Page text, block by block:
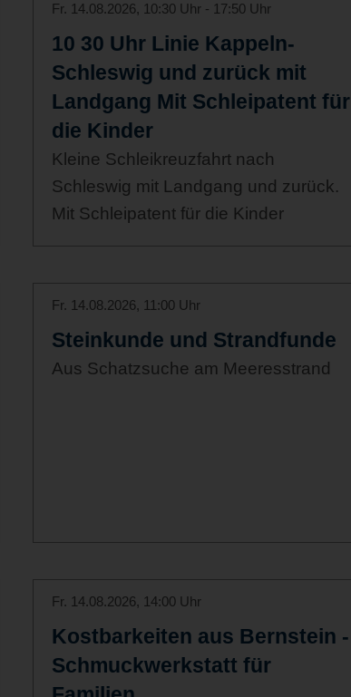
Fr. 14.08.2026, 10:30 Uhr - 17:50 Uhr
10 30 Uhr Linie Kappeln-
Schleswig und zurück mit
Landgang Mit Schleipatent für
die Kinder
Kleine Schleikreuzfahrt nach
Schleswig mit Landgang und zurück.
Mit Schleipatent für die Kinder
Fr. 14.08.2026, 11:00 Uhr
Steinkunde und Strandfunde
Aus Schatzsuche am Meeresstrand
Fr. 14.08.2026, 14:00 Uhr
Kostbarkeiten aus Bernstein -
Schmuckwerkstatt für